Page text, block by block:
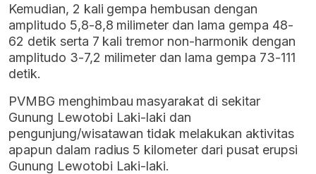
Kemudian, 2 kali gempa hembusan dengan
amplitudo 5,8-8,8 milimeter dan lama gempa 48-
62 detik serta 7 kali tremor non-harmonik dengan
amplitudo 3-7,2 milimeter dan lama gempa 73-111
detik.
PVMBG menghimbau masyarakat di sekitar
Gunung Lewotobi Laki-laki dan
pengunjung/wisatawan tidak melakukan aktivitas
apapun dalam radius 5 kilometer dari pusat erupsi
Gunung Lewotobi Laki-laki.